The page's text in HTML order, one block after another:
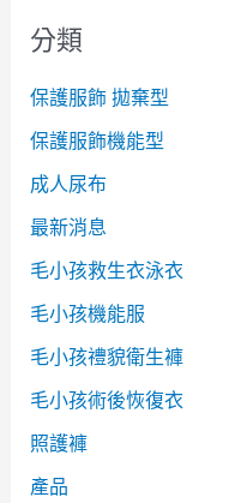
分類
保護服飾 拋棄型
保護服飾機能型
成人尿布
最新消息
毛小孩救生衣泳衣
毛小孩機能服
毛小孩禮貌衛生褲
毛小孩術後恢復衣
照護褲
產品